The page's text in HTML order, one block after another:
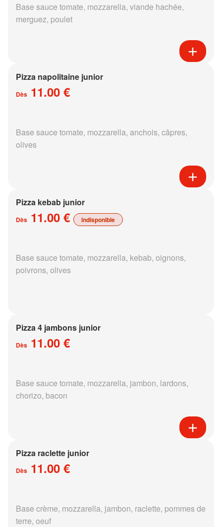
Base sauce tomate, mozzarella, viande hachée,
merguez, poulet
Pizza napolitaine junior
Dès 11.00 €
Base sauce tomate, mozzarella, anchois, câpres,
olives
Pizza kebab junior
Dès 11.00 € indisponible
Base sauce tomate, mozzarella, kebab, oignons,
poivrons, olives
Pizza 4 jambons junior
Dès 11.00 €
Base sauce tomate, mozzarella, jambon, lardons,
chorizo, bacon
Pizza raclette junior
Dès 11.00 €
Base crème, mozzarella, jambon, raclette, pommes de
terre, oeuf